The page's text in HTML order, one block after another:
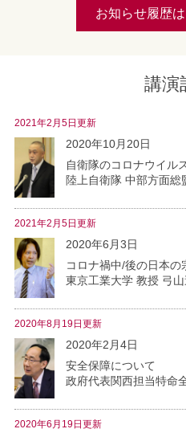
お知らせ履歴
講演
2021年2月5日更新
2020年10月20日
自衛隊のコロナウイル
陸上自衛隊 中部方面総
2021年2月5日更新
2020年6月3日
コロナ禍中/後の日本の
東京工業大学 教授 弓
2020年8月19日更新
2020年2月4日
安全保障について
政府代表関西担当特命
2020年6月19日更新